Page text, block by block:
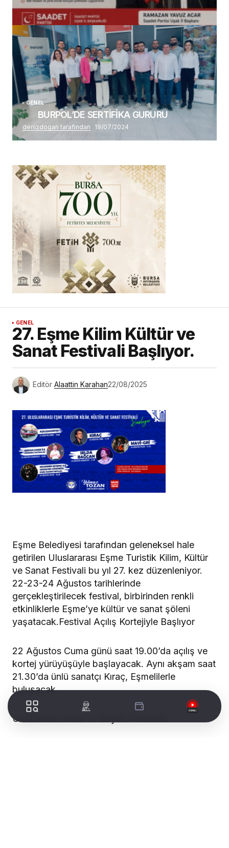
(başlıksız)
Alaattin Karahan tarafından 14/07/2026
GENEL
BURPOL’DE SERTİFİKA GURURU
denizdogan tarafından 19/07/2024
GENEL
27. Eşme Kilim Kültür ve
Sanat Festivali Başlıyor.
Editör Alaattin Karahan22/08/2025